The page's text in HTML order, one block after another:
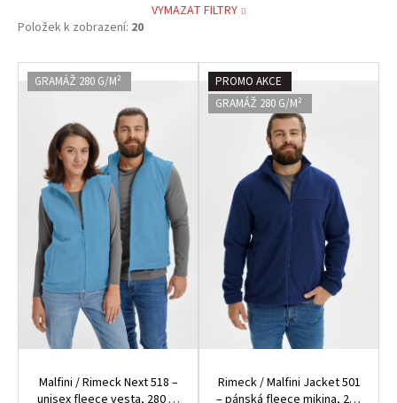
VYMAZAT FILTRY
Položek k zobrazení: 20
V
ý
ů
GRAMÁŽ 280 G/M²
Malfini / Rimeck Next 518 –
unisex fleece vesta, 280 g,
PROMO AKCE
GRAMÁŽ 280 G/M²
Rimeck / Malfini Jacket 501
– pánská fleece mikina, 280